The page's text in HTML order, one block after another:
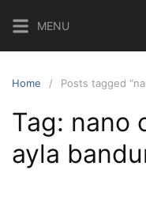
content
MENU
Home Posts tagged
Tag: nano
ayla